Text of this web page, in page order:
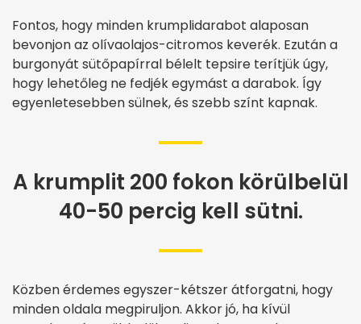
Fontos, hogy minden krumplidarabot alaposan
bevonjon az olívaolajos-citromos keverék. Ezután a
burgonyát sütőpapírral bélelt tepsire terítjük úgy,
hogy lehetőleg ne fedjék egymást a darabok. Így
egyenletesebben sülnek, és szebb színt kapnak.
A krumplit 200 fokon körülbelül
40-50 percig kell sütni.
Közben érdemes egyszer-kétszer átforgatni, hogy
minden oldala megpiruljon. Akkor jó, ha kívül